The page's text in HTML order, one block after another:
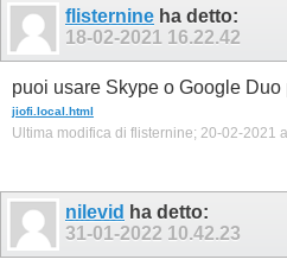
flisternine ha detto:
18-02-2021 16.22.42
puoi usare Skype o Google
jiofi.local.html
Ultima modifica di flisternine; 20-02-2021
nilevid ha detto:
31-01-2022 10.42.23